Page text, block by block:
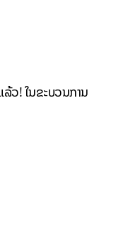
ວ! ໃນຂະບວນການ